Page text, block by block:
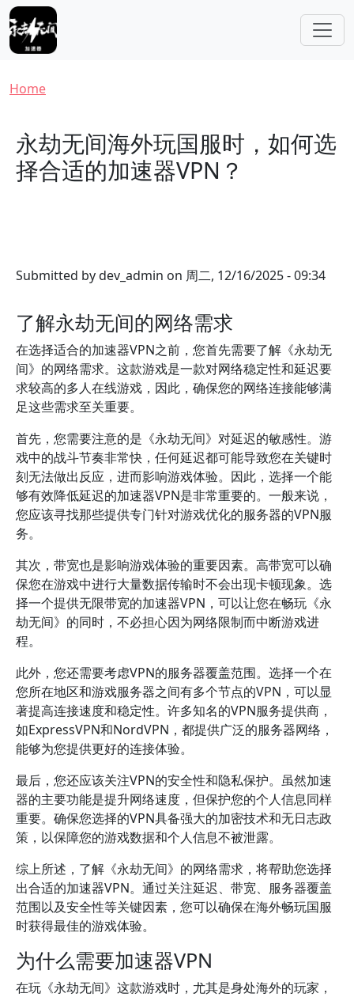
Skip to main content
Breadcrumb
Home
永劫无间海外玩国服时，如何选
择合适的加速器VPN？
Submitted bydev_admin on 周二, 12/16/2025 - 09:34
了解永劫无间的网络需求
在选择适合的加速器VPN之前，您首先需要了解《永劫无
间》的网络需求。这款游戏是一款对网络稳定性和延迟要
求较高的多人在线游戏，因此，确保您的网络连接能够满
足这些需求至关重要。
首先，您需要注意的是《永劫无间》对延迟的敏感性。游
戏中的战斗节奏非常快，任何延迟都可能导致您在关键时
刻无法做出反应，进而影响游戏体验。因此，选择一个能
够有效降低延迟的加速器VPN是非常重要的。一般来说，
您应该寻找那些提供专门针对游戏优化的服务器的VPN服
务。
其次，带宽也是影响游戏体验的重要因素。高带宽可以确
保您在游戏中进行大量数据传输时不会出现卡顿现象。选
择一个提供无限带宽的加速器VPN，可以让您在畅玩《永
劫无间》的同时，不必担心因为网络限制而中断游戏进
程。
此外，您还需要考虑VPN的服务器覆盖范围。选择一个在
您所在地区和游戏服务器之间有多个节点的VPN，可以显
著提高连接速度和稳定性。许多知名的VPN服务提供商，
如ExpressVPN和NordVPN，都提供广泛的服务器网络，
能够为您提供更好的连接体验。
最后，您还应该关注VPN的安全性和隐私保护。虽然加速
器的主要功能是提升网络速度，但保护您的个人信息同样
重要。确保您选择的VPN具备强大的加密技术和无日志政
策，以保障您的游戏数据和个人信息不被泄露。
综上所述，了解《永劫无间》的网络需求，将帮助您选择
出合适的加速器VPN。通过关注延迟、带宽、服务器覆盖
范围以及安全性等关键因素，您可以确保在海外畅玩国服
时获得最佳的游戏体验。
为什么需要加速器VPN
在玩《永劫无间》这款游戏时，尤其是身处海外的玩家，